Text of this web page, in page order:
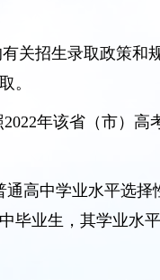
关招生录取政策和
。
年该省（市）高
高中学业水平选择
毕业生，其学业水